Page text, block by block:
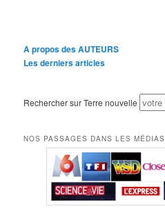
A propos des AUTEURS
Les derniers articles
Rechercher sur Terre nouvelle
NOS PASSAGES DANS LES MÉDIAS